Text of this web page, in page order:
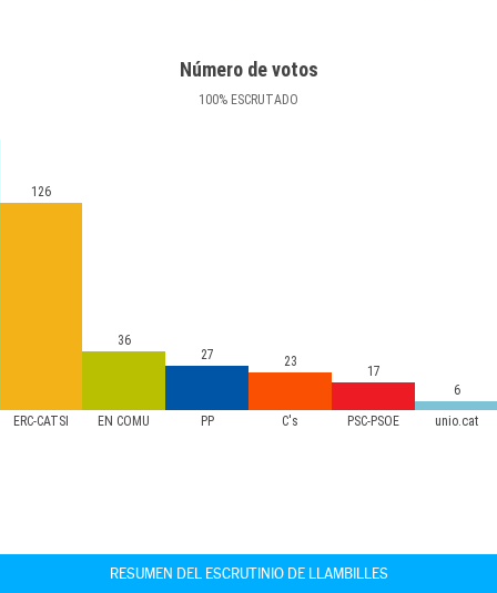
Número de votos
100% ESCRUTADO
ERC-CATSÍ EN COMÚ PP C's PSC-PSOE unio.cat
126
36
27
23
17
6
RESUMEN DEL ESCRUTINIO DE LLAMBILLES